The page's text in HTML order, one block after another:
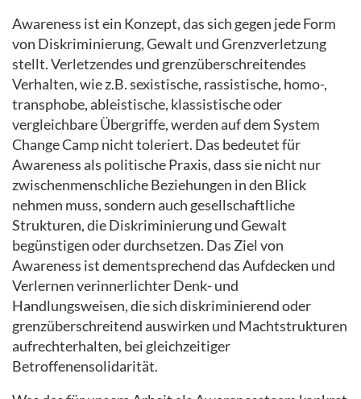
Awareness ist ein Konzept, das sich gegen jede Form
von Diskriminierung, Gewalt und Grenzverletzung
stellt. Verletzendes und grenzüberschreitendes
Verhalten, wie z.B. sexistische, rassistische, homo-,
transphobe, ableistische, klassistische oder
vergleichbare Übergriffe, werden auf dem System
Change Camp nicht toleriert. Das bedeutet für
Awareness als politische Praxis, dass sie nicht nur
zwischenmenschliche Beziehungen in den Blick
nehmen muss, sondern auch gesellschaftliche
Strukturen, die Diskriminierung und Gewalt
begünstigen oder durchsetzen. Das Ziel von
Awareness ist dementsprechend das Aufdecken und
Verlernen verinnerlichter Denk- und
Handlungsweisen, die sich diskriminierend oder
grenzüberschreitend auswirken und Machtstrukturen
aufrechterhalten, bei gleichzeitiger
Betroffenensolidarität.